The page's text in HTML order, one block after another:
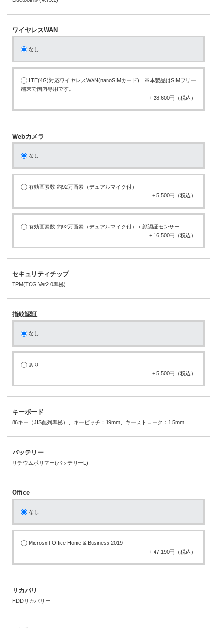
ワイヤレスWAN
なし
LTE(4G)対応ワイヤレスWAN(nanoSIMカード) ※本製品はSIMフリー
端末で国内専用です。
+ 28,600円（税込）
Webカメラ
なし
有効画素数 約92万画素（デュアルマイク付）
+ 5,500円（税込）
有効画素数 約92万画素（デュアルマイク付）＋顔認証センサー
+ 16,500円（税込）
セキュリティチップ
TPM(TCG Ver2.0準拠)
指紋認証
なし
あり
+ 5,500円（税込）
キーボード
86キー（JIS配列準拠）、キーピッチ：19mm、キーストローク：1.5mm
バッテリー
リチウムポリマー(バッテリーL)
Office
なし
Microsoft Office Home & Business 2019
+ 47,190円（税込）
リカバリ
HDDリカバリー